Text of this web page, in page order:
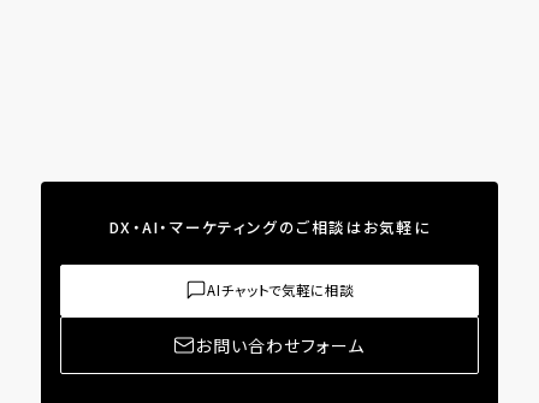
DX・AI・マーケティングのご相談はお気軽に
AIチャットで気軽に相談
お問い合わせフォーム